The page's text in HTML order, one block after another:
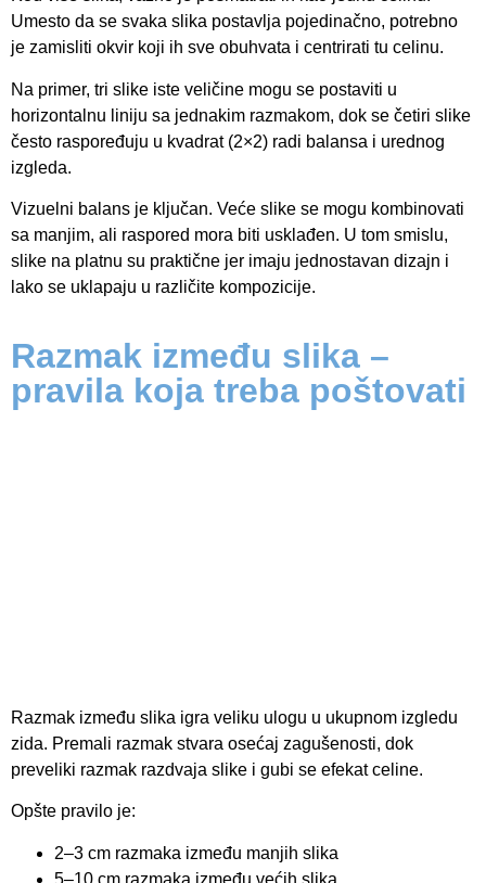
Umesto da se svaka slika postavlja pojedinačno, potrebno
je zamisliti okvir koji ih sve obuhvata i centrirati tu celinu.
Na primer, tri slike iste veličine mogu se postaviti u
horizontalnu liniju sa jednakim razmakom, dok se četiri slike
često raspoređuju u kvadrat (2×2) radi balansa i urednog
izgleda.
Vizuelni balans je ključan. Veće slike se mogu kombinovati
sa manjim, ali raspored mora biti usklađen. U tom smislu,
slike na platnu su praktične jer imaju jednostavan dizajn i
lako se uklapaju u različite kompozicije.
Razmak između slika –
pravila koja treba poštovati
Razmak između slika igra veliku ulogu u ukupnom izgledu
zida. Premali razmak stvara osećaj zagušenosti, dok
preveliki razmak razdvaja slike i gubi se efekat celine.
Opšte pravilo je:
2–3 cm razmaka između manjih slika
5–10 cm razmaka između većih slika